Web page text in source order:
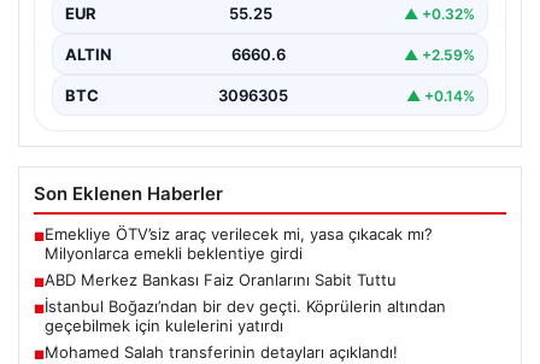
EUR 55.25 ▲ +0.32%
ALTIN 6660.6 ▲ +2.59%
BTC 3096305 ▲ +0.14%
Son Eklenen Haberler
■Emekliye ÖTV’siz araç verilecek mi, yasa çıkacak mı?
Milyonlarca emekli beklentiye girdi
■ABD Merkez Bankası Faiz Oranlarını Sabit Tuttu
■İstanbul Boğazı’ndan bir dev geçti. Köprülerin altından
geçebilmek için kulelerini yatırdı
■Mohamed Salah transferinin detayları açıklandı!